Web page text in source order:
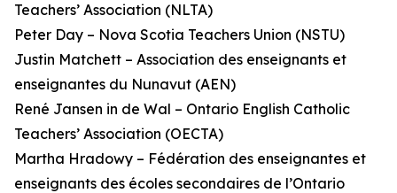
Teachers’ Association (NLTA)
Peter Day – Nova Scotia Teachers Union (NSTU)
Justin Matchett – Association des enseignants et
enseignantes du Nunavut (AEN)
René Jansen in de Wal – Ontario English Catholic
Teachers’ Association (OECTA)
Martha Hradowy – Fédération des enseignantes et
enseignants des écoles secondaires de l’Ontario